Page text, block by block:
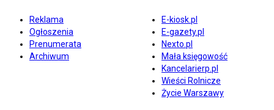
Reklama
Ogłoszenia
Prenumerata
Archiwum
E-kiosk.pl
E-gazety.pl
Nexto.pl
Mała księgowość
Kancelarierp.pl
Wieści Rolnicze
Życie Warszawy